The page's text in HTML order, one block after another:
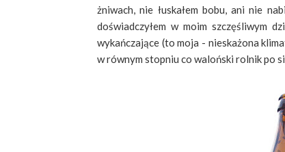
żniwach, nie łuskałem bobu, ani nie
doświadczyłem w moim szczęśliwym
wykańczające (to moja - nieskażona
w równym stopniu co waloński rolnik po